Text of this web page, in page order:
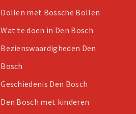
Dollen met Bossche Bollen
Wat te doen in Den Bosch
Bezienswaardigheden Den
Bosch
Geschiedenis Den Bosch
Den Bosch met kinderen